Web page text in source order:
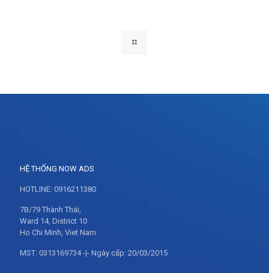
HỆ THỐNG NOW ADS
HOTLINE: 0916211380
7B/79 Thành Thái,
Ward 14, District 10
Ho Chi Minh, Viet Nam
MST: 0313169734 -|- Ngày cấp: 20/03/2015